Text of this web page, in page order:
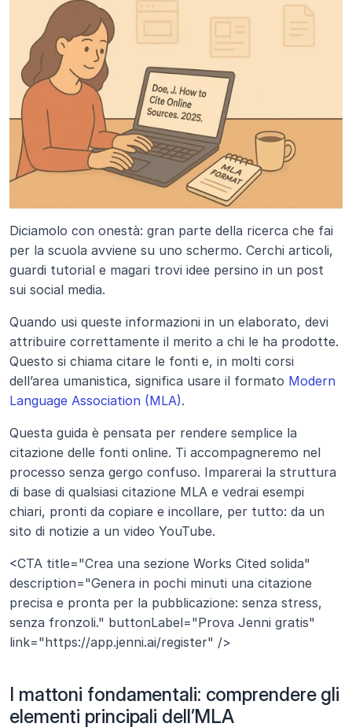
Diciamolo con onestà: gran parte della ricerca che fai
per la scuola avviene su uno schermo. Cerchi articoli,
guardi tutorial e magari trovi idee persino in un post
sui social media.
Quando usi queste informazioni in un elaborato, devi
attribuire correttamente il merito a chi le ha prodotte.
Questo si chiama citare le fonti e, in molti corsi
dell’area umanistica, significa usare il formato Modern
Language Association (MLA).
Questa guida è pensata per rendere semplice la
citazione delle fonti online. Ti accompagneremo nel
processo senza gergo confuso. Imparerai la struttura
di base di qualsiasi citazione MLA e vedrai esempi
chiari, pronti da copiare e incollare, per tutto: da un
sito di notizie a un video YouTube.
<CTA title="Crea una sezione Works Cited solida"
description="Genera in pochi minuti una citazione
precisa e pronta per la pubblicazione: senza stress,
senza fronzoli." buttonLabel="Prova Jenni gratis"
link="https://app.jenni.ai/register" />
I mattoni fondamentali: comprendere gli
elementi principali dell’MLA